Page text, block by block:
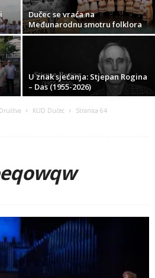
Dučec se vraća na
Međunarodnu smotru folklora
U znak sjećanja: Stjepan Rogina
– Das (1955-2026)
Društva KUD Dučec Stranica 64